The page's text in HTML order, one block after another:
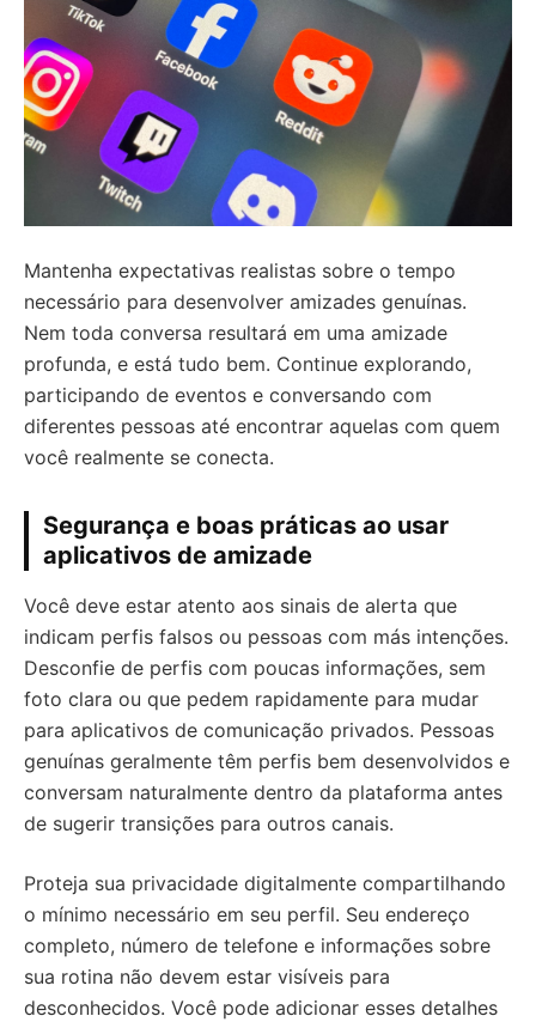
Mantenha expectativas realistas sobre o tempo
necessário para desenvolver amizades genuínas.
Nem toda conversa resultará em uma amizade
profunda, e está tudo bem. Continue explorando,
participando de eventos e conversando com
diferentes pessoas até encontrar aquelas com quem
você realmente se conecta.
Segurança e boas práticas ao usar
aplicativos de amizade
Você deve estar atento aos sinais de alerta que
indicam perfis falsos ou pessoas com más intenções.
Desconfie de perfis com poucas informações, sem
foto clara ou que pedem rapidamente para mudar
para aplicativos de comunicação privados. Pessoas
genuínas geralmente têm perfis bem desenvolvidos e
conversam naturalmente dentro da plataforma antes
de sugerir transições para outros canais.
Proteja sua privacidade digitalmente compartilhando
o mínimo necessário em seu perfil. Seu endereço
completo, número de telefone e informações sobre
sua rotina não devem estar visíveis para
desconhecidos. Você pode adicionar esses detalhes